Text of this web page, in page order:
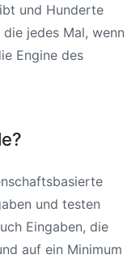
und Hunderte
jedes Mal, wenn
Engine des
und testen
Eingaben, die
auf ein Minimum